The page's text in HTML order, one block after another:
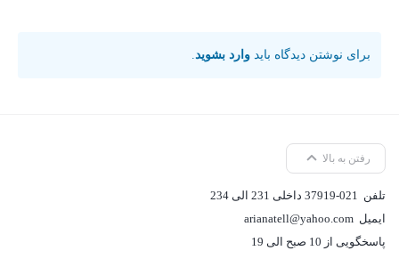
برای نوشتن دیدگاه باید وارد بشوید.
رفتن به بالا
تلفن 37919-021 داخلی 231 الی 234
ایمیل arianatell@yahoo.com
پاسخگویی از 10 صبح الی 19